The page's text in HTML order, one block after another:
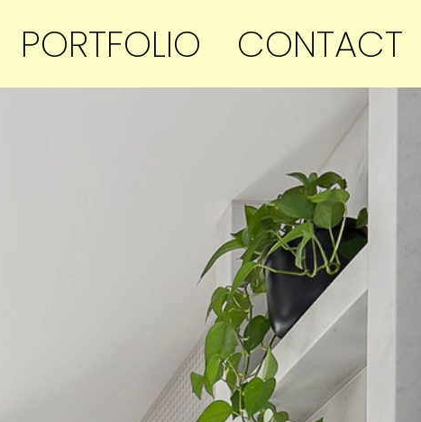
PORTFOLIO CONTACT